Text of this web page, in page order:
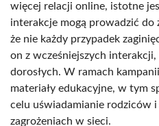
więcej relacji online, istotne
interakcje mogą prowadzić do
że nie każdy przypadek
on z wcześniejszych
dorosłych. W ramach
materiały edukacyjne, w tym
celu uświadamianie rodziców
zagrożeniach w sieci.